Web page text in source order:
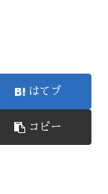
はてブ
コピー